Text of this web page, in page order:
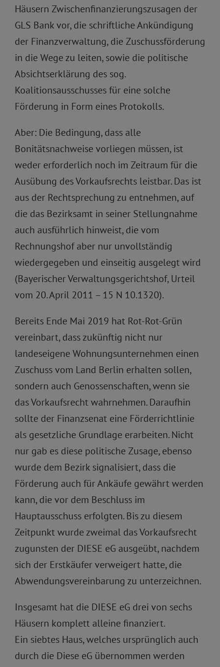
Häusern Zwischenfinanzierungszusagen der
GLS Bank vor, die schriftliche Ankündigung
der Finanzverwaltung, die Zuschussförderung
in die Wege zu leiten, sowie die politische
Absichtserklärung des sog.
Koalitionsausschusses für eine solche
Förderung in Form eines Protokolls.
Aber: Die Bedingung, dass alle
Bonitätsnachweise vorliegen müssen, ist
weder erforderlich noch im Zeitraum für die
Ausübung des Vorkaufsrechts leistbar. Das ist
aus der Rechtsprechung zu entnehmen, auf
die das Bezirksamt in seiner Stellungnahme
auch ausführlich hinweist, die vom
Rechnungshof aber nur unvollständig
wiedergegeben und einseitig ausgelegt wird
(Bayerischer Verwaltungsgerichtshof, Urteil
vom 20. April 2011 – 15 N 10.1320).
Bereits Ende Mai 2019 hat Rot-Rot-Grün
vereinbart, dass zukünftig nicht nur
landeseigene Wohnungsunternehmen einen
Zuschuss vom Land Berlin erhalten sollen,
sondern auch Genossenschaften, wenn sie
das Vorkaufsrecht wahrnehmen. Daraufhin
sollte der Finanzsenat eine Förderrichtlinie
als gesetzliche Grundlage erarbeiten. Nicht
nur gab es diese politische Zusage, ebenso
wurde dem Bezirk signalisiert, dass die
Förderung auch für Ankäufe gewährt werden
kann, die vor dem Beschluss im
Hauptausschuss erfolgten. Bis zu diesem
Zeitpunkt wurde zweimal das Vorkaufsrecht
zugunsten der DIESE eG ausgeübt, nachdem
sich der Erstkäufer verweigert hatte, die
Abwendungsvereinbarung zu unterzeichnen.
Insgesamt hat die DIESE eG drei von sechs
Häusern komplett alleine finanziert.
Ein siebtes Haus, welches ursprünglich auch
durch die Diese eG übernommen werden